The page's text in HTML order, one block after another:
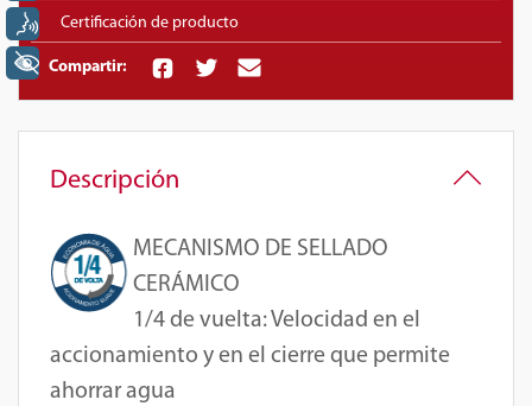
Certificación de producto
Compartir:
Descripción
MECANISMO DE SELLADO
CERÁMICO
1/4 de vuelta: Velocidad en el
accionamiento y en el cierre que permite
ahorrar agua
Voz
+ Acessibilidade